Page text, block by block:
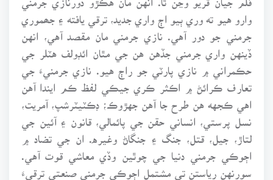
وارو هيو ته وري ٻيو اڄ واري جديد، ترقي يافته ۽ جھموري
جرمني جو دور آهي. نازي جرمني مان مقصد آهي، انهن
ڏينهن واري جرمني جڏهن هن جي مٿان ائڊولف هٽلر جي
حڪمراني ۾ نازي پارٽي جو راڄ هيو. نازي جرمنيءَ جي
تعارف ڪرائڻ ۾ اڪثر ڪري جيڪي لفظ ڪم ايندا آهن
اهي ڪجهه هن طرح جا آهن جهڙوڪ؛ ڊڪٽيٽرشپ، آمريت،
نسل پرستي، انساني حقن جي پائمالي، قانون ۽ آئين جي
لتاڙ، جيل، قتل، جنگ ۽ جنگاڻ وغيره. ان جي تضاد ۾
اڄوڪي جرمني دنيا جي چوٿين وڏي معاشي قوت آهي.
سورنهن رياستن تي مشتمل اڄوڪي جرمني صنعتي ترقيءَ